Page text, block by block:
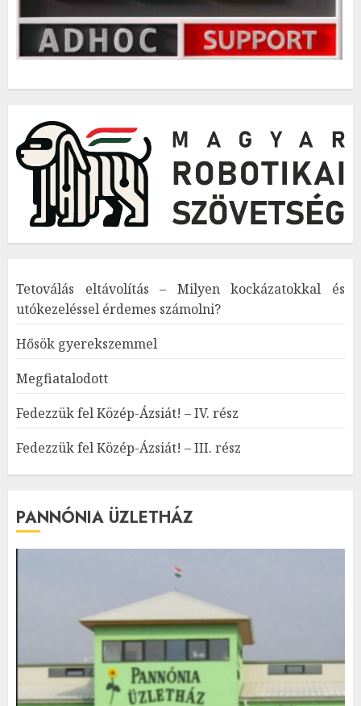
Tetoválás eltávolítás – Milyen kockázatokkal és
utókezeléssel érdemes számolni?
Hősök gyerekszemmel
Megfiatalodott
Fedezzük fel Közép-Ázsiát! – IV. rész
Fedezzük fel Közép-Ázsiát! – III. rész
PANNÓNIA ÜZLETHÁZ